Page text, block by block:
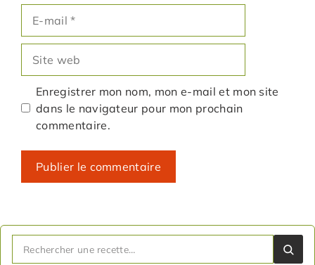
mail
web
Enregistrer mon nom, mon e-mail et mon site
dans le navigateur pour mon prochain
commentaire.